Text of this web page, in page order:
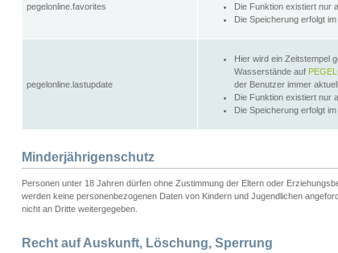
pegelonline.favorites
Die Funktion existiert nur
Die Speicherung erfolgt
pegelonline.lastupdate
Hier wird ein Zeitstempel
Wasserstände auf
der Benutzer immer
Die Funktion existiert nur
Die Speicherung erfolgt
Minderjährigenschutz
Personen unter 18 Jahren dürfen ohne Zustimmung der Eltern oder
werden keine personenbezogenen Daten von Kindern und Jugendlichen
nicht an Dritte weitergegeben.
Recht auf Auskunft, Löschung, Sperrung